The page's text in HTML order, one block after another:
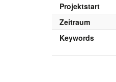
Projektstart
Zeitraum
Keywords